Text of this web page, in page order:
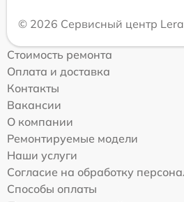
© 2026 Сервисный центр
Стоимость ремонта
Оплата и доставка
Контакты
Вакансии
О компании
Ремонтируемые модели
Наши услуги
Согласие на обработку
Способы оплаты